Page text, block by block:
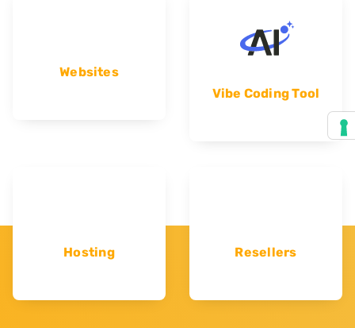
Websites
Vibe Coding Tool
Hosting Resellers